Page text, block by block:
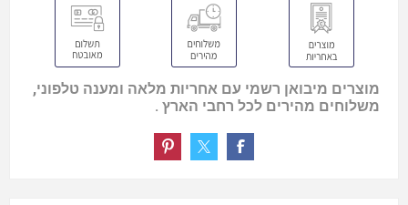
מוצרים מיבואן רשמי עם אחריות מלאה ומענה טלפוני,
משלוחים מהירים לכל רחבי הארץ .